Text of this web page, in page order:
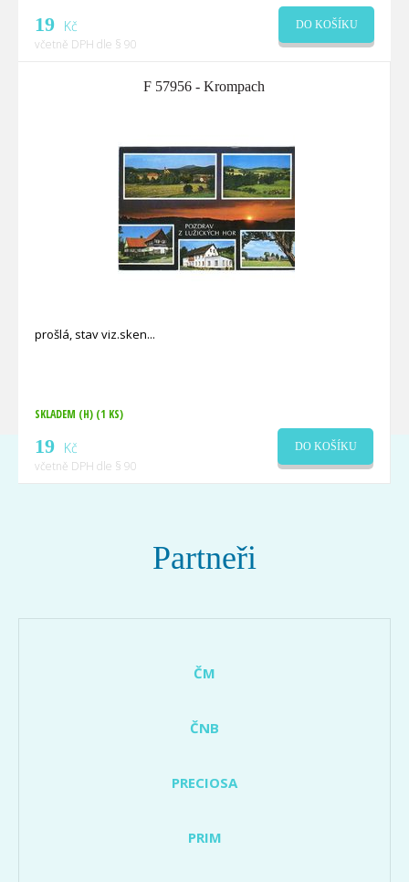
19 Kč
včetně DPH dle § 90
DO KOŠÍKU
F 57956 - Krompach
prošlá, stav viz.sken
SKLADEM (H) (1 KS)
19 Kč
včetně DPH dle § 90
DO KOŠÍKU
Partneři
ČM
ČNB
PRECIOSA
PRIM